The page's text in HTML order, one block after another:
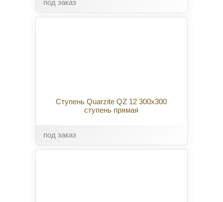
под заказ
Ступень Quarzite QZ 12 300x300
ступень прямая
под заказ